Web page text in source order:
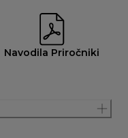
Navodila Priročniki